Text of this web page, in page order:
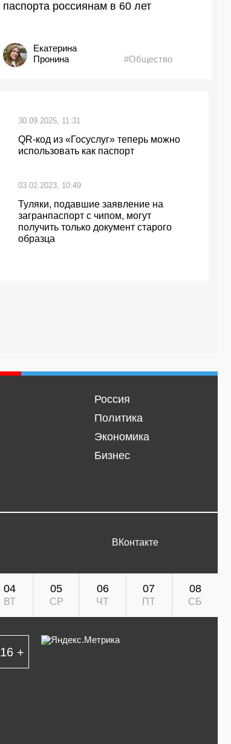
паспорта россиянам в 60 лет
Екатерина
Пронина
#Общество
30.09.2025, 11:31
QR-код из «Госуслуг» теперь можно
использовать как паспорт
03.02.2023, 10:49
Туляки, подавшие заявление на
загранпаспорт с чипом, могут
получить только документ старого
образца
Россия
Политика
Экономика
Бизнес
ВКонтакте
04
ВТ
05
СР
06
ЧТ
07
ПТ
08
СБ
16 +